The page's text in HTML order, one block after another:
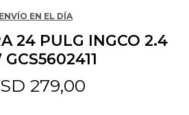
ENVÍO EN EL DÍA
24 PULG INGCO 2.4
GCS5602411
279,00